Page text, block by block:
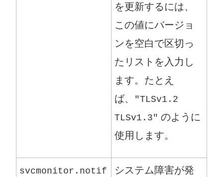
を更新するには、
この値にバージョ
ンを空白で区切っ
たリストを入力し
ます。たとえ
ば、
"TLSv1.2
TLSv1.3" のように
使用します。
svcmonitor.notif
システム障害が発